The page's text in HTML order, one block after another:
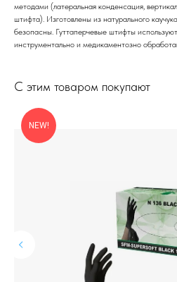
методами (латеральная конденсация,
штифта). Изготовлены из натурального
безопасны. Гуттаперчевые штифты
инструментально и медикаментозно
С этим товаром покупают
NEW!